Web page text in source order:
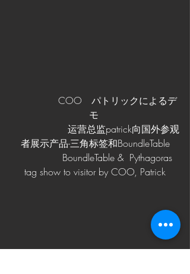
モ
运营总监patrick向国外参观
者展示产品-三角标签和BoundleTable
tag show to visitor by COO, Patrick